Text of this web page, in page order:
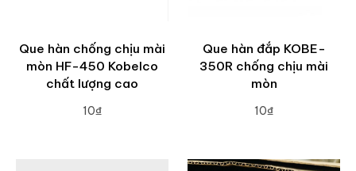
Que hàn chống chịu mài
mòn HF-450 Kobelco
chất lượng cao
10₫
Que hàn đắp KOBE-
350R chống chịu mài
mòn
10₫